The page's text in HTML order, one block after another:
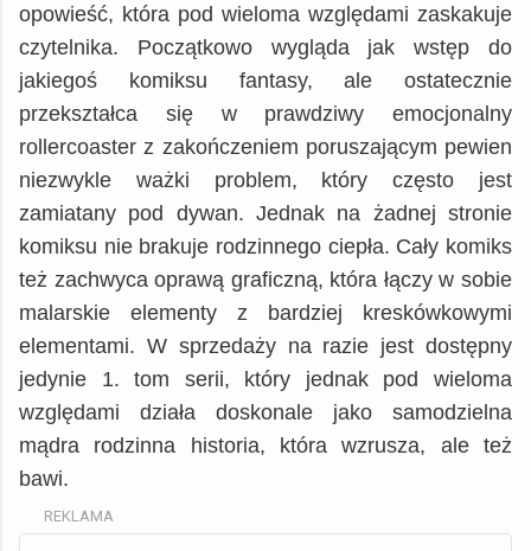
chodnikliteracki.pl
książka
38,27 zł
książka
38,77 zł
Woblink.com
książka
42,49 zł
inbook.pl
książka
44,92 zł
booktime.pl
książka
48,29 zł
Empik
książka 49,38 zł
© BUY.BOX
opowieść, która pod wieloma względami zaskakuje
czytelnika. Początkowo wygląda jak wstęp do
jakiegoś komiksu fantasy, ale ostatecznie
przekształca się w prawdziwy emocjonalny
rollercoaster z zakończeniem poruszającym pewien
niezwykle ważki problem, który często jest
zamiatany pod dywan. Jednak na żadnej stronie
komiksu nie brakuje rodzinnego ciepła. Cały komiks
też zachwyca oprawą graficzną, która łączy w sobie
malarskie elementy z bardziej kreskówkowymi
elementami. W sprzedaży na razie jest dostępny
jedynie 1. tom serii, który jednak pod wieloma
względami działa doskonale jako samodzielna
mądra rodzinna historia, która wzrusza, ale też
bawi.
REKLAMA